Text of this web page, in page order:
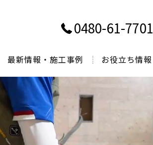
0480-61-7701
最新情報・施工事例 お役立ち情報